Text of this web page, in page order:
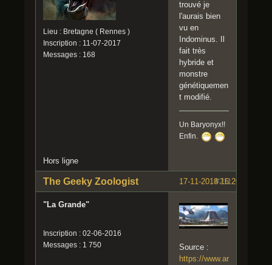
Lieu : Bretagne ( Rennes )
Inscription : 11-07-2017
Messages : 168
trouvé je
l'aurais bien
vu en
Indominus. Il
fait très
hybride et
monstre
génétiquemen
t modifié.
Un Baryonyx!!
Enfin.
Hors ligne
#211
17-11-2018 16:20:14
The Geeky Zoologist
"La Grande"
Inscription : 02-06-2016
Messages : 1 750
Source :
https://www.ar